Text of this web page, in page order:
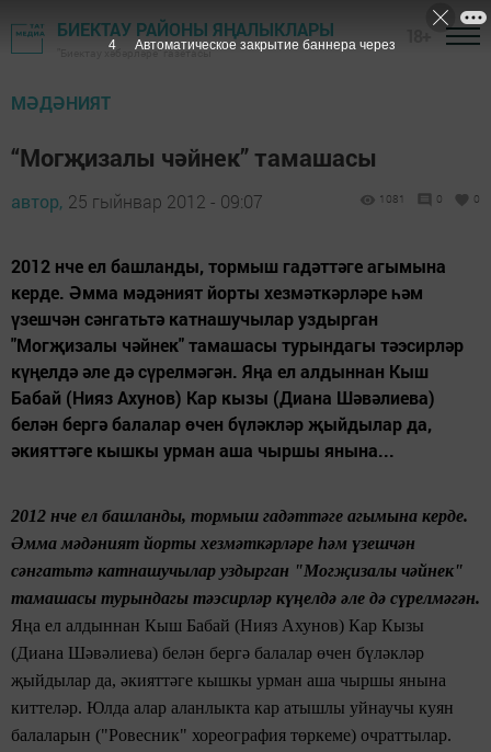
БИЕКТАУ РАЙОНЫ ЯҢАЛЫКЛАРЫ
"Биектау хәбәрләре" газетасы
МӘДӘНИЯТ
“Могҗизалы чәйнек” тамашасы
автор, 25 гыйнвар 2012 - 09:07 1081 0 0
2012 нче ел башланды, тормыш гадәттәге агымына
керде. Әмма мәдәният йорты хезмәткәрләре һәм
үзешчән сәнгатьтә катнашучылар уздырган
"Могҗизалы чәйнек" тамашасы турындагы тәэсирләр
күңелдә әле дә сүрелмәгән. Яңа ел алдыннан Кыш
Бабай (Нияз Ахунов) Кар кызы (Диана Шәвәлиева)
белән бергә балалар өчен бүләкләр җыйдылар да,
әкияттәге кышкы урман аша чыршы янына...
2012 нче ел башланды, тормыш гадәттәге агымына керде.
Әмма мәдәният йорты хезмәткәрләре һәм үзешчән
сәнгатьтә катнашучылар уздырган "Могҗизалы чәйнек"
тамашасы турындагы тәэсирләр күңелдә әле дә сүрелмәгән.
Яңа ел алдыннан Кыш Бабай (Нияз Ахунов) Кар Кызы
(Диана Шәвәлиева) белән бергә балалар өчен бүләкләр
җыйдылар да, әкияттәге кышкы урман аша чыршы янына
киттеләр. Юлда алар аланлыкта кар атышлы уйнаучы куян
балаларын ("Ровесник" хореография төркеме) очраттылар.
3 Автоматическое закрытие баннера через